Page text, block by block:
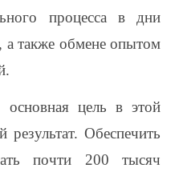
процесса в дни
а также обмене опытом
цель в этой
Обеспечить
почти 200 тысяч